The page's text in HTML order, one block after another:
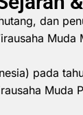
dan
pada
Muda